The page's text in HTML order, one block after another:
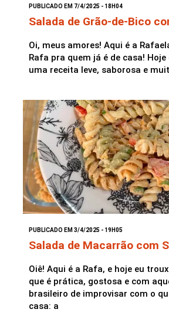
PUBLICADO EM 7/4/2025 - 18H04
Salada de Grão-de-Bico
Oi, meus amores! Aqui é a
Rafa pra quem já é de casa!
uma receita leve, saborosa e
PUBLICADO EM 3/4/2025 - 19H05
Salada de Macarrão com
Oiê! Aqui é a Rafa, e hoje eu
que é prática, gostosa e com
brasileiro de improvisar com o
casa: a